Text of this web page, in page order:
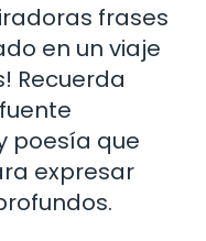
frases
en un viaje
Recuerda
poesía que
expresar